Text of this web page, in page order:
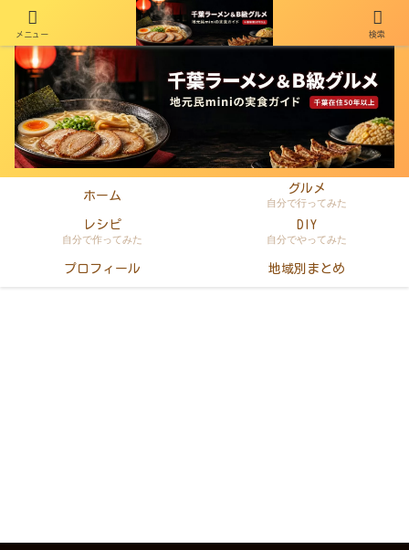
千葉在住50年以上のminiがラーメン・町中華・B級グルメを本音レビュー
ホーム
グルメ
自分で行ってみた
レシピ
自分で作ってみた
DIY
自分でやってみた
プロフィール 地域別まとめ
メニュー 検索